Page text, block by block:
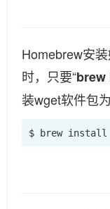
Homebrew安
时，只要“brew
装wget软件包为
$ brew install